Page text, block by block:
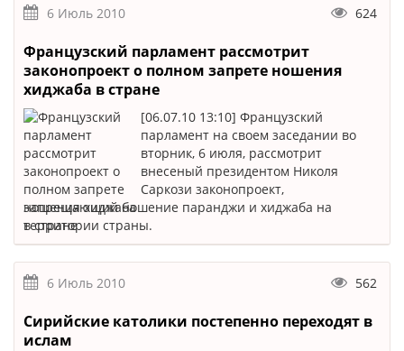
6 Июль 2010 624
Французский парламент рассмотрит
законопроект о полном запрете ношения
хиджаба в стране
[06.07.10 13:10] Французский
парламент на своем заседании во
вторник, 6 июля, рассмотрит
внесеный президентом Николя
Саркози законопроект,
запрещающий ношение паранджи и хиджаба на
территории страны.
6 Июль 2010 562
Сирийские католики постепенно переходят в
ислам